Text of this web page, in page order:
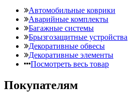
Автомобильные коврики
Аварийные комплекты
Багажные системы
Брызгозащитные устройства
Декоративные обвесы
Декоративные элементы
Посмотреть весь товар
Покупателям